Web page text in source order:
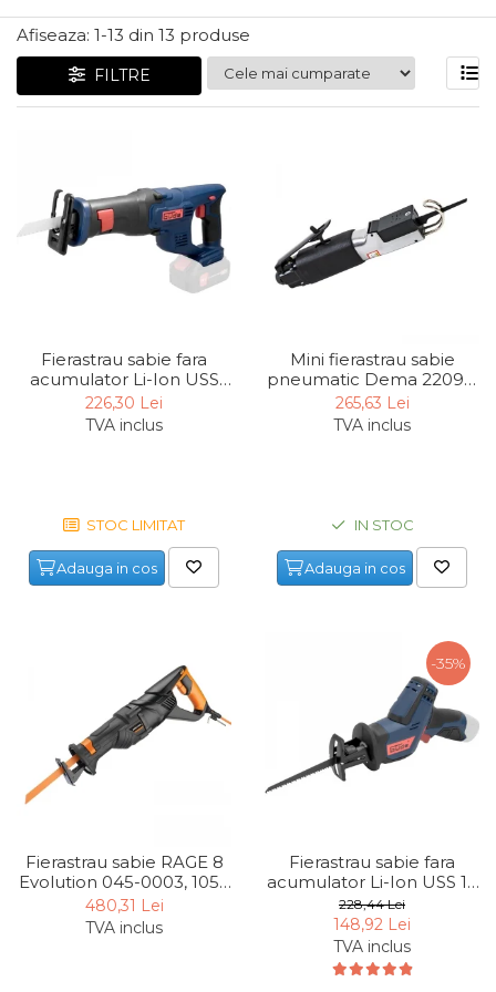
Articole Pentru Gradina
Accesorii Bucatarie
Cabluri Incalzitoare cu
Termostat
Accesorii Baie
Accesorii Telefoane
Ultrasunete
Cutii Depozitare
Chinga & Suport Mobila
Accesorii
Jucarii
Baterii & Acumulatori
Baterii AAA
Corpuri de Iluminat
Lanterne
Proiectoare
Afiseaza: 1-13 din 13 produse
FILTRE
Fierastrau sabie fara
acumulator Li-Ion USS
18-0 Gude 58513, 18V,
3000 rpm, 14.5 mm
226,30 Lei
TVA inclus
STOC LIMITAT
Adauga in cos
Mini fierastrau sabie
pneumatic Dema 22099,
9000 rpm, 10 mm
265,63 Lei
TVA inclus
IN STOC
Adauga in cos
Fierastrau sabie RAGE 8
Evolution 045-0003, 1050
W, 800-2400/min
480,31 Lei
TVA inclus
-35%
Fierastrau sabie fara
acumulator Li-Ion USS 12
Gude 58608, 12V,
3000/min
228,44 Lei
148,92 Lei
TVA inclus